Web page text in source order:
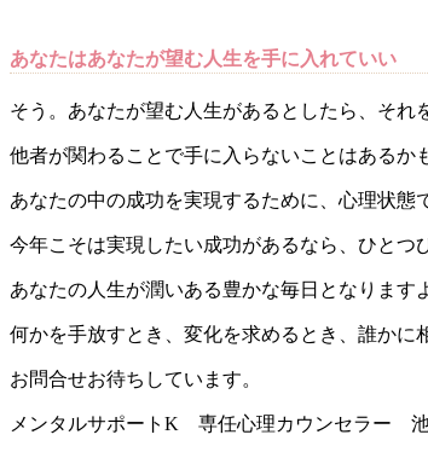
あなたはあなたが望む人生を手に入れていい
そう。あなたが望む人生があるとしたら、それ
他者が関わることで手に入らないことはあるか
あなたの中の成功を実現するために、心理状態
今年こそは実現したい成功があるなら、ひとつ
あなたの人生が潤いある豊かな毎日となります
何かを手放すとき、変化を求めるとき、誰かに
お問合せお待ちしています。
メンタルサポートK 専任心理カウンセラー